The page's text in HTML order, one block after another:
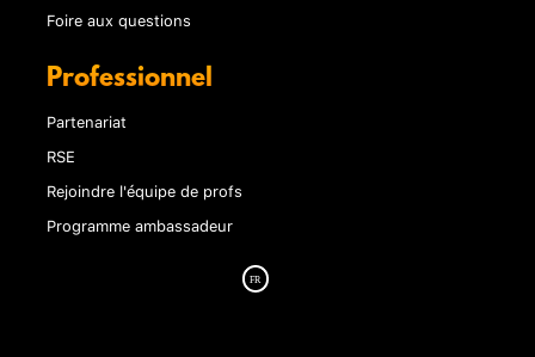
Foire aux questions
Professionnel
Partenariat
RSE
Rejoindre l'équipe de profs
Programme ambassadeur